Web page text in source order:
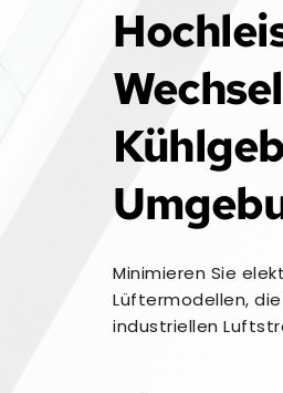
Minimieren Sie
Lüftermodellen,
industriellen